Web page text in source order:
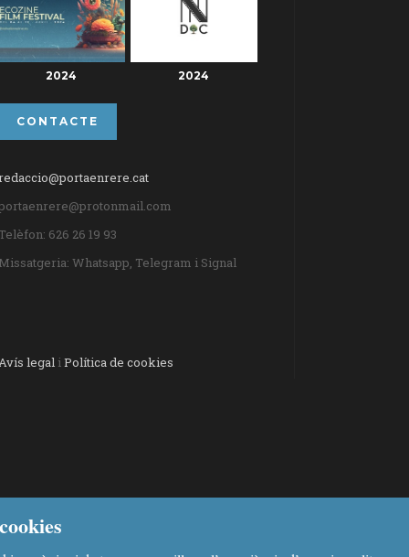
2024 2024
CONTACTE
Telèfon: 626 26 19 93
Missatgeria: Whatsapp, Telegram i Signal
legaliPolítica de cookies